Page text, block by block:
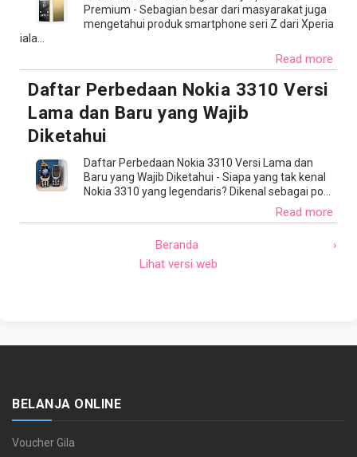
Premium - Sebagian besar dari masyarakat juga
mengetahui produk smartphone seri Z dari Xperia
iala...
Read more
Daftar Perbedaan Nokia 3310 Versi
Lama dan Baru yang Wajib
Diketahui
Daftar Perbedaan Nokia 3310 Versi Lama dan
Baru yang Wajib Diketahui - Siapa yang tak kenal
Nokia 3310 yang legendaris? Dikenal sebagai po...
Read more
›
Beranda
Lihat versi web
BELANJA ONLINE
Voucher Gila